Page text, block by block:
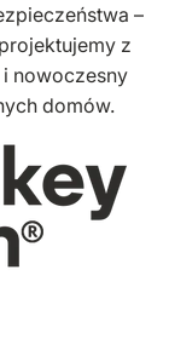
–
z
nowoczesny
domów.